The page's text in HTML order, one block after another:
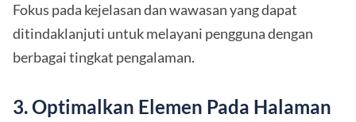
Fokus pada kejelasan dan wawasan yang dapat
ditindaklanjuti untuk melayani pengguna dengan
berbagai tingkat pengalaman.
3. Optimalkan Elemen Pada Halaman